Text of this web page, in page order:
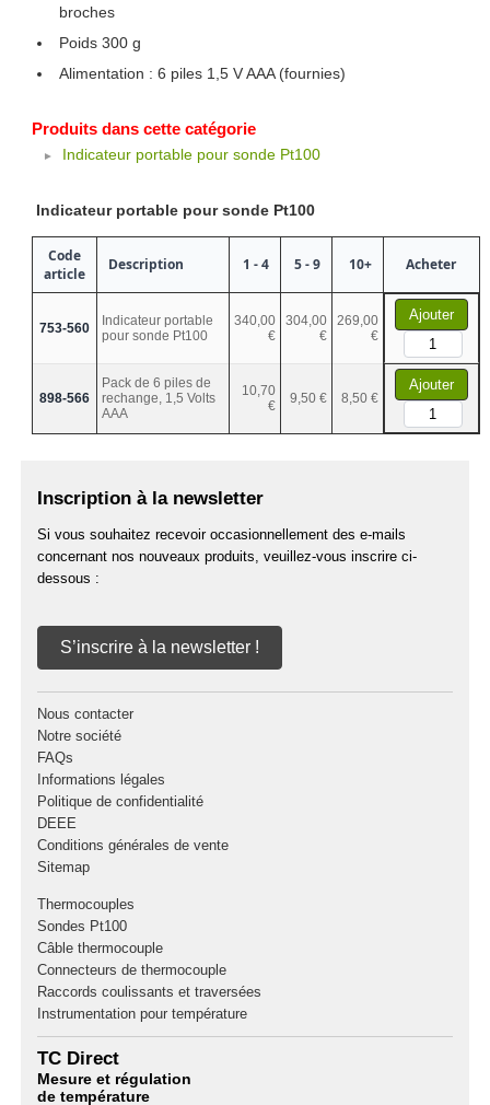
broches
Poids 300 g
Alimentation : 6 piles 1,5 V AAA (fournies)
Produits dans cette catégorie
Indicateur portable pour sonde Pt100
Indicateur portable pour sonde Pt100
Code
article
Description 1 - 4 5 - 9 10+ Acheter
753-560
Indicateur portable
pour sonde Pt100
340,00
€
304,00
€
269,00
€
Ajouter
898-566
Pack de 6 piles de
rechange, 1,5 Volts
AAA
10,70
€
9,50 € 8,50 €
Ajouter
Inscription à la newsletter
Si vous souhaitez recevoir occasionnellement des e-mails
concernant nos nouveaux produits, veuillez-vous inscrire ci-
dessous :
S’inscrire à la newsletter !
Nous contacter
Notre société
FAQs
Informations légales
Politique de confidentialité
DEEE
Conditions générales de vente
Sitemap
Thermocouples
Sondes Pt100
Câble thermocouple
Connecteurs de thermocouple
Raccords coulissants et traversées
Instrumentation pour température
TC Direct
Mesure et régulation
de température